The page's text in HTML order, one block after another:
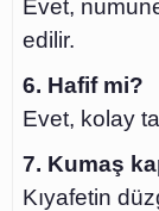
Evet,
edilir.
6. Hafif mi?
Evet, kolay
7. Kumaş
Kıyafetin